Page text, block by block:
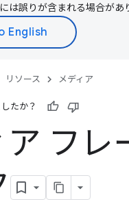
は誤りが含まれる場合があ
リソース メディア
たか？
フレ